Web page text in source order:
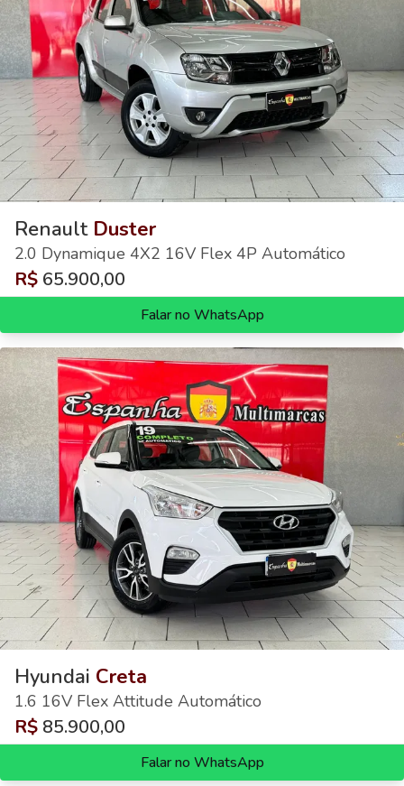
Renault Duster
2.0 Dynamique 4X2 16V Flex 4P Automático
R$ 65.900,00
Falar no WhatsApp
Hyundai Creta
1.6 16V Flex Attitude Automático
R$ 85.900,00
Falar no WhatsApp